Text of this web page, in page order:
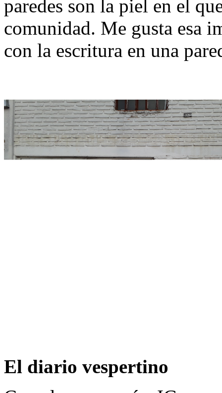
paredes son la piel en el
comunidad. Me gusta esa
con la escritura en una
El diario vespertino